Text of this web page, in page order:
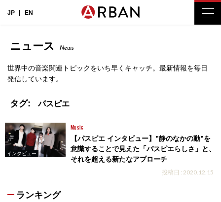
JP EN
ニュース News
世界中の音楽関連トピックをいち早くキャッチ。最新情報を毎日
発信しています。
タグ: パスピエ
インタビュー
Music
【パスピエ インタビュー】”静のなかの動”を
意識することで見えた「パスピエらしさ」と、
それを超える新たなアプローチ
投稿日 : 2020.12.15
ランキング